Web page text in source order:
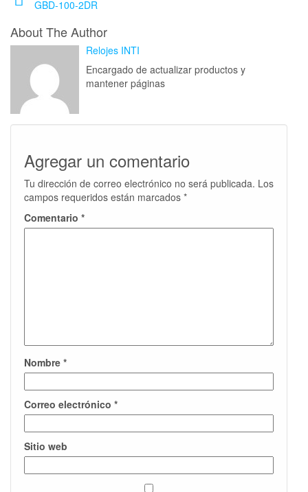
GBD-100-2DR
About The Author
Relojes INTI
Encargado de actualizar productos y
mantener páginas
Agregar un comentario
Tu dirección de correo electrónico no será publicada. Los
campos requeridos están marcados *
Comentario *
Nombre *
Correo electrónico *
Sitio web